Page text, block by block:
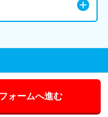
ォームへ進む